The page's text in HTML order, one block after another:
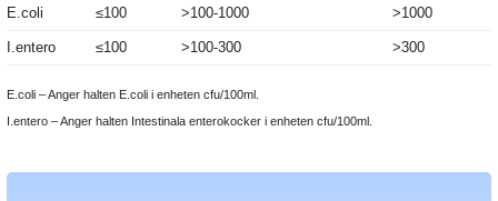
E.coli ≤100 >100-1000 >1000
I.entero ≤100 >100-300 >300
E.coli – Anger halten E.coli i enheten cfu/100ml.
I.entero – Anger halten Intestinala enterokocker i enheten cfu/100ml.